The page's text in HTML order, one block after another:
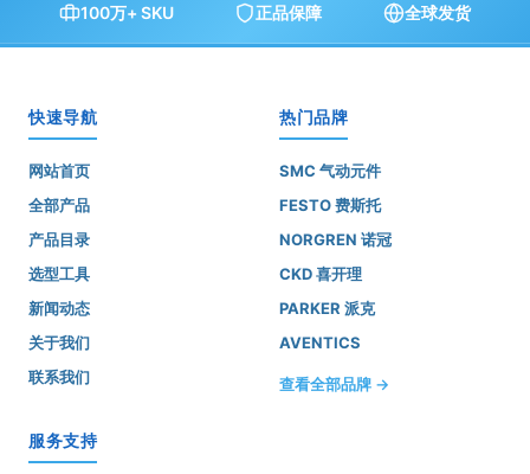
100万+ SKU 正品保障 全球发货
快速导航
网站首页
全部产品
产品目录
选型工具
新闻动态
关于我们
联系我们
热门品牌
SMC 气动元件
FESTO 费斯托
NORGREN 诺冠
CKD 喜开理
PARKER 派克
AVENTICS
查看全部品牌 →
服务支持